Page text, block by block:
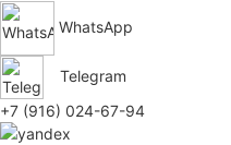
WhatsApp
Telegram
+7 (916) 024-67-94